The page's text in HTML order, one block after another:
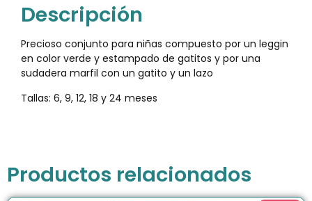
Descripción
Precioso conjunto para niñas compuesto por un leggin
en color verde y estampado de gatitos y por una
sudadera marfil con un gatito y un lazo
Tallas: 6, 9, 12, 18 y 24 meses
Productos relacionados